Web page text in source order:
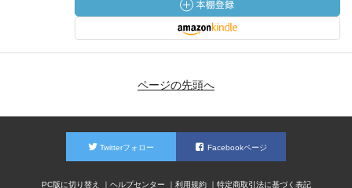
ページの先頭へ
Twitterフォロー Facebookページ
PC版に切り替え ヘルプセンター 利用規約 特定商取引法に基づく表記